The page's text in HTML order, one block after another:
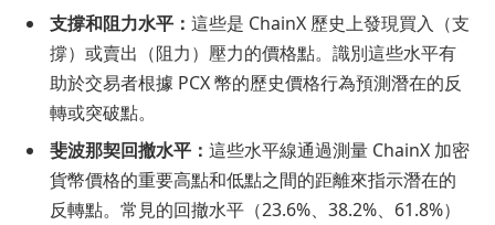
支撐和阻力水平： 這些是 ChainX 歷史上發現買入（支
撐）或賣出（阻力）壓力的價格點。識別這些水平有
助於交易者根據 PCX 幣的歷史價格行為預測潛在的反
轉或突破點。
斐波那契回撤水平： 這些水平線通過測量 ChainX 加密
貨幣價格的重要高點和低點之間的距離來指示潛在的
反轉點。常見的回撤水平（23.6%、38.2%、61.8%）